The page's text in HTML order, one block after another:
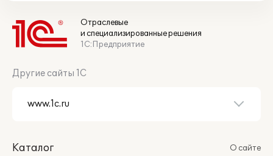
Отраслевые
и специализированные решения
1С:Предприятие
Другие сайты 1С
Каталог
О сайте